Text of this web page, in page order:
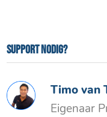
Support nodig?
Timo van
Eigenaar